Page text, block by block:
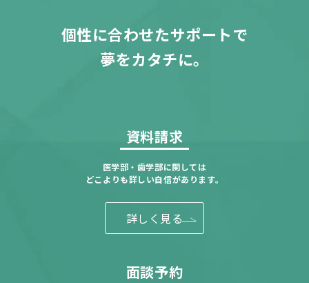
個性に合わせたサポートで
夢をカタチに。
資料請求
医学部・歯学部に関しては
どこよりも詳しい自信があります。
詳しく見る
面談予約